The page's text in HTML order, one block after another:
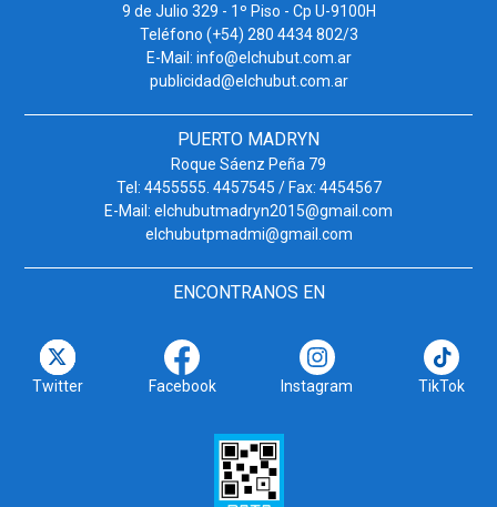
9 de Julio 329 - 1º Piso - Cp U-9100H
Teléfono (+54) 280 4434 802/3
E-Mail: info@elchubut.com.ar
publicidad@elchubut.com.ar
PUERTO MADRYN
Roque Sáenz Peña 79
Tel: 4455555. 4457545 / Fax: 4454567
E-Mail: elchubutmadryn2015@gmail.com
elchubutpmadmi@gmail.com
ENCONTRANOS EN
Twitter Facebook Instagram TikTok